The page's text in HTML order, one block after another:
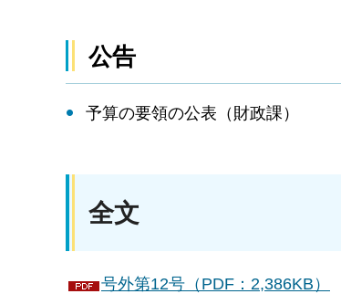
公告
予算の要領の公表（財政課）
全文
号外第12号（PDF：2,386KB）